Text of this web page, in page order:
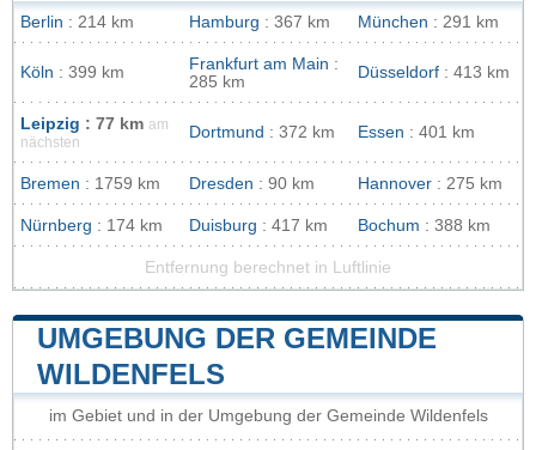
Berlin : 214 km Hamburg : 367 km München : 291 km
Köln : 399 km Frankfurt am Main :
285 km
Düsseldorf : 413 km
Leipzig : 77 km am
nächsten
Dortmund : 372 km Essen : 401 km
Bremen : 1759 km Dresden : 90 km Hannover : 275 km
Nürnberg : 174 km Duisburg : 417 km Bochum : 388 km
Entfernung berechnet in Luftlinie
UMGEBUNG DER GEMEINDE
WILDENFELS
im Gebiet und in der Umgebung der Gemeinde Wildenfels